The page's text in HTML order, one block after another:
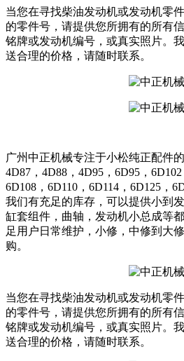
当您在寻找柴油发动机或发动机零
的零件号，请提供您所拥有的所有
铭牌或发动机编号，或真实照片。
送合理的价格，请随时联系。
广州中正机械专注于小松纯正配件
4D87，4D88，4D95，6D95，6D102
6D108，6D110，6D114，6D125，
我们有充足的库存，可以提供小到
缸套组件，曲轴，发动机小总成等
足用户日常维护，小修，中修到大
购。
当您在寻找柴油发动机或发动机零
的零件号，请提供您所拥有的所有
铭牌或发动机编号，或真实照片。
送合理的价格，请随时联系。